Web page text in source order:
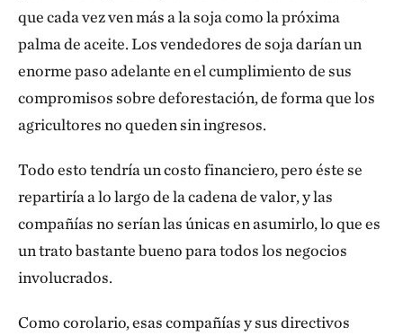
que cada vez ven más a la soja como la próxima
palma de aceite. Los vendedores de soja darían un
enorme paso adelante en el cumplimiento de sus
compromisos sobre deforestación, de forma que los
agricultores no queden sin ingresos.
Todo esto tendría un costo financiero, pero éste se
repartiría a lo largo de la cadena de valor, y las
compañías no serían las únicas en asumirlo, lo que es
un trato bastante bueno para todos los negocios
involucrados.
Como corolario, esas compañías y sus directivos